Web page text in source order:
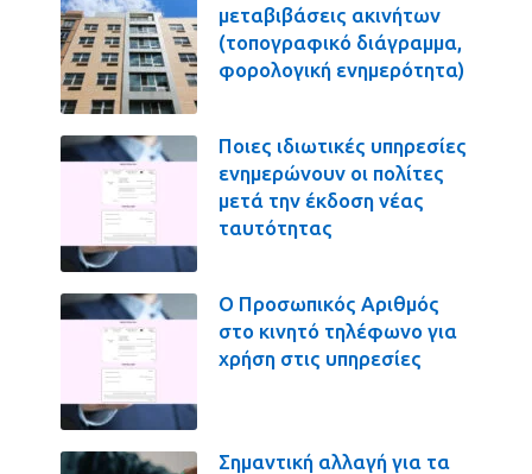
μεταβιβάσεις ακινήτων
(τοπογραφικό διάγραμμα,
φορολογική ενημερότητα)
Ποιες ιδιωτικές υπηρεσίες
ενημερώνουν οι πολίτες
μετά την έκδοση νέας
ταυτότητας
Ο Προσωπικός Αριθμός
στο κινητό τηλέφωνο για
χρήση στις υπηρεσίες
Σημαντική αλλαγή για τα